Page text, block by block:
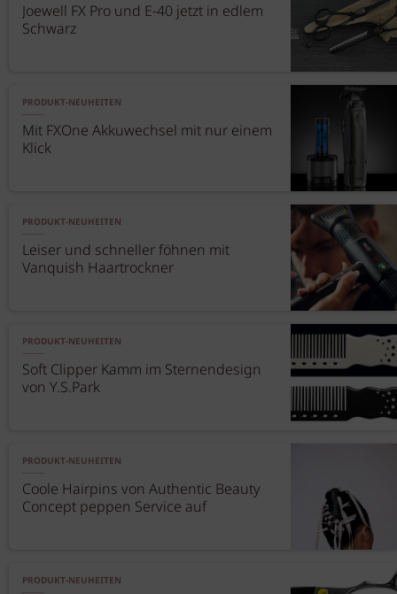
Joewell FX Pro und E-40 jetzt in edlem
Schwarz
PRODUKT-NEUHEITEN
Mit FXOne Akkuwechsel mit nur einem
Klick
PRODUKT-NEUHEITEN
Leiser und schneller föhnen mit
Vanquish Haartrockner
PRODUKT-NEUHEITEN
Soft Clipper Kamm im Sternendesign
von Y.S.Park
PRODUKT-NEUHEITEN
Coole Hairpins von Authentic Beauty
Concept peppen Service auf
PRODUKT-NEUHEITEN